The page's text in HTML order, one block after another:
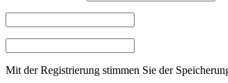
Mit der Registrierung stimmen Sie der